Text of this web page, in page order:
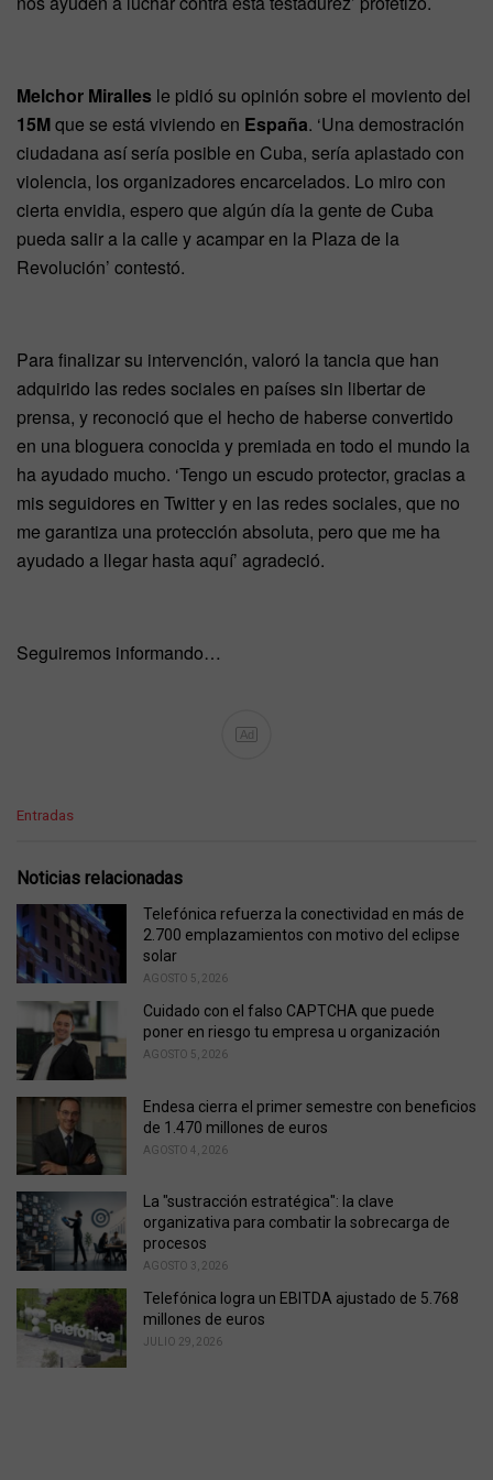
Melchor Miralles le pidió su opinión sobre el moviento del
15Mque se está viviendo en España. ‘Una demostración
ciudadana así sería posible en Cuba, sería aplastado con
violencia, los organizadores encarcelados. Lo miro con
cierta envidia, espero que algún día la gente de Cuba
pueda salir a la calle y acampar en la Plaza de la
Revolución’ contestó.
Para finalizar su intervención, valoró la tancia que han
adquirido las redes sociales en países sin libertar de
prensa, y reconoció que el hecho de haberse convertido
en una bloguera conocida y premiada en todo el mundo la
ha ayudado mucho. ‘Tengo un escudo protector, gracias a
mis seguidores en Twitter y en las redes sociales, que no
me garantiza una protección absoluta, pero que me ha
ayudado a llegar hasta aquí’ agradeció.
Seguiremos informando…
Ad
C
e
o
r
e
Entradas
Noticias relacionadas
Telefónica refuerza la conectividad en más de
2.700 emplazamientos con motivo del eclipse
solar
AGOSTO 5, 2026
Cuidado con el falso CAPTCHA que puede
poner en riesgo tu empresa u organización
AGOSTO 5, 2026
Endesa cierra el primer semestre con beneficios
de 1.470 millones de euros
AGOSTO 4, 2026
La "sustracción estratégica": la clave
organizativa para combatir la sobrecarga de
procesos
AGOSTO 3, 2026
Telefónica logra un EBITDA ajustado de 5.768
millones de euros
JULIO 29, 2026